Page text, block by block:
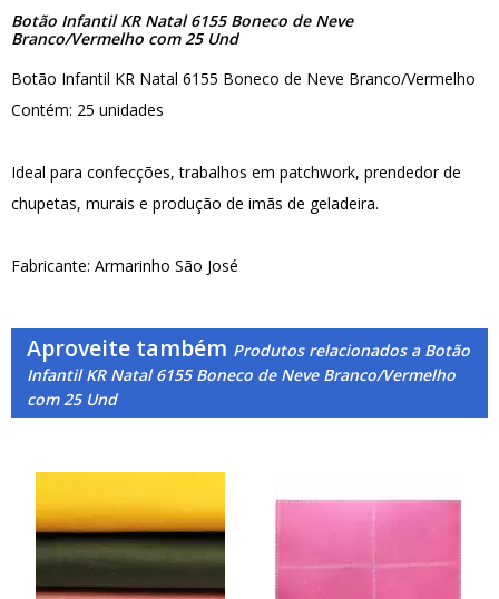
Botão Infantil KR Natal 6155 Boneco de Neve
Branco/Vermelho com 25 Und
Botão Infantil KR Natal 6155 Boneco de Neve Branco/Vermelho
Contém: 25 unidades
Ideal para confecções, trabalhos em patchwork, prendedor de
chupetas, murais e produção de imãs de geladeira.
Fabricante: Armarinho São José
Aproveite também Produtos relacionados a Botão
Infantil KR Natal 6155 Boneco de Neve Branco/Vermelho
com 25 Und